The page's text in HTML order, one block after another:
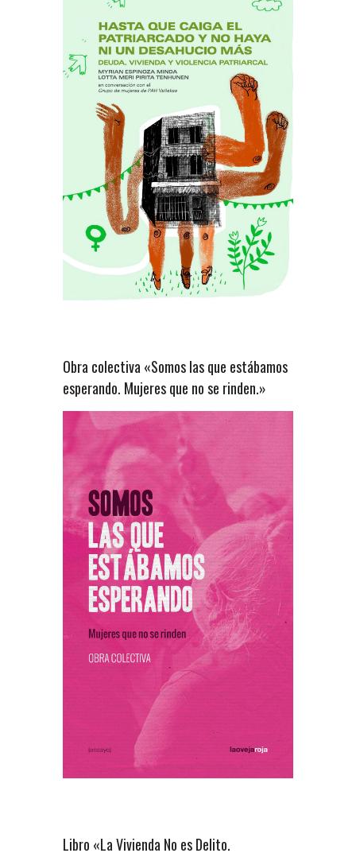
Obra colectiva «Somos las que estábamos
esperando. Mujeres que no se rinden.»
Libro «La Vivienda No es Delito.